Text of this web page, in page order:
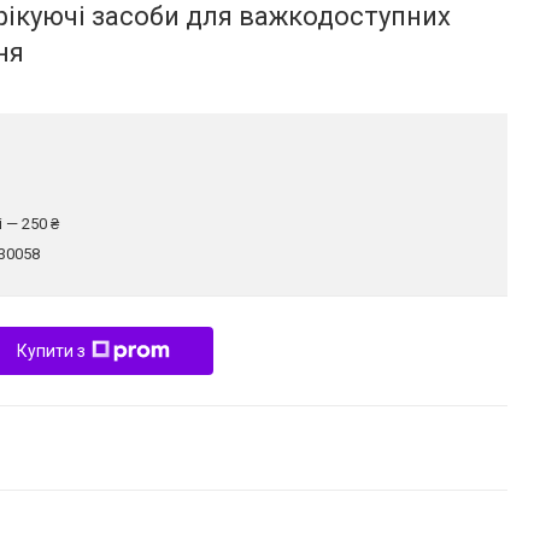
засоби для важкодоступних
— 250 ₴
Купити з